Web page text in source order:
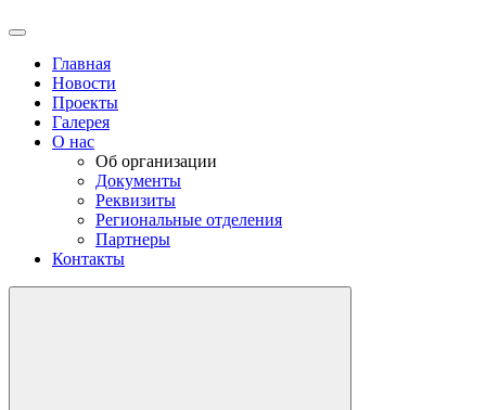
Главная
Новости
Проекты
Галерея
О нас
Об организации
Документы
Реквизиты
Региональные отделения
Партнеры
Контакты